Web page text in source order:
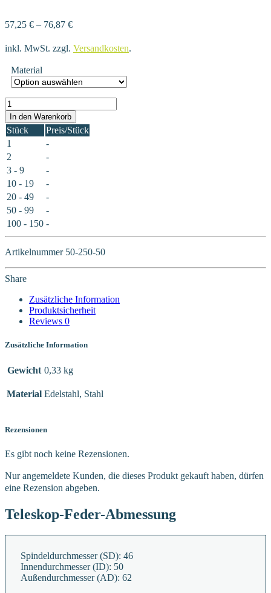
57,25 € – 76,87 €
inkl. MwSt. zzgl. Versandkosten.
Material
50-250-50 Menge
In den Warenkorb
Stück
Preis/Stück
1
-
2
-
3 - 9
-
10 - 19
-
20 - 49
-
50 - 99
-
100 - 150 -
Artikelnummer 50-250-50
Share
Zusätzliche Information
Produktsicherheit
Reviews 0
Zusätzliche Information
Gewicht 0,33 kg
Material Edelstahl, Stahl
Rezensionen
Es gibt noch keine Rezensionen.
Nur angemeldete Kunden, die dieses Produkt gekauft haben, dürfen
eine Rezension abgeben.
Teleskop-Feder-Abmessung
Spindeldurchmesser (SD): 46
Innendurchmesser (ID): 50
Außendurchmesser (AD): 62